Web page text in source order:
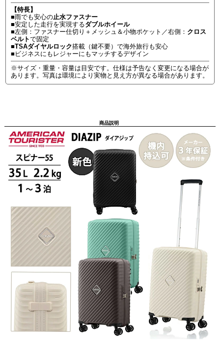
【特長】
■雨でも安心の止水ファスナー
■安定した走行を実現するダブルホイール
■左側：ファスナー仕切り＋メッシュ＆小物ポケット／右側： クロス
ベルトで固定
■TSAダイヤルロック搭載（鍵不要）で海外旅行も安心
■ビジネスにもレジャーにもマッチするデザイン
※サイズ・重量・容量は目安です。仕様は予告なく変更になる場合が
あります。写真は環境により実物と見え方が異なる場合があります。
商品説明